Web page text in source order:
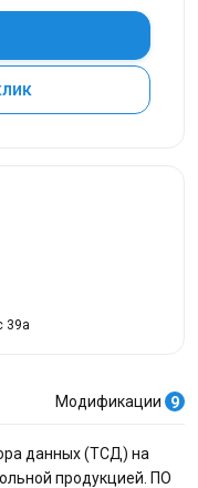
клик
39а
Модификации 9
данных (ТСД) на
продукцией. ПО